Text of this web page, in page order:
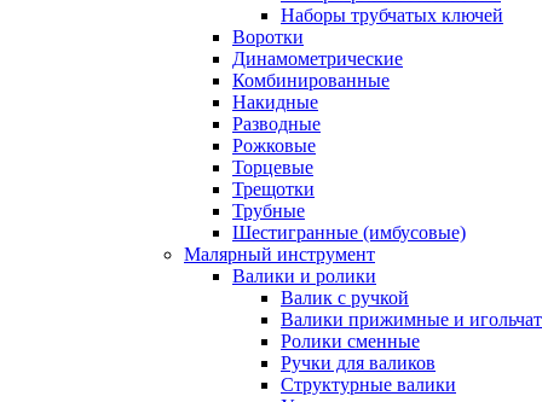
Наборы трубчатых ключей
Воротки
Динамометрические
Комбинированные
Накидные
Разводные
Рожковые
Торцевые
Трещотки
Трубные
Шестигранные (имбусовые)
Малярный инструмент
Валики и ролики
Валик с ручкой
Валики прижимные и
Ролики сменные
Ручки для валиков
Структурные валики